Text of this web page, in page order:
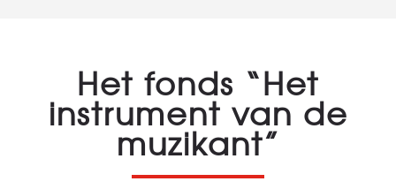
Het fonds “Het
instrument van de
muzikant”